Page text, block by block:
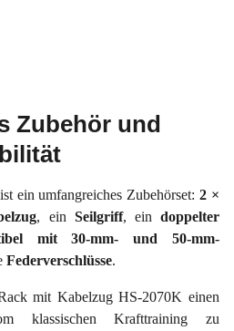
Zubehör und
ein umfangreiches Zubehörset:2 ×
, ein Seilgriff, eindoppelter
mit 30-mm- und 50-mm-
Federverschlüsse.
mit Kabelzug HS-2070K einen
klassischen Krafttraining zu